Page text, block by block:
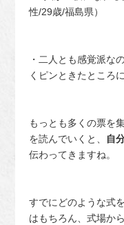
性/29歳/福島県）
・二人とも感覚派な
くピンときたところ
もっとも多くの票を
を読んでいくと、
自
伝わってきますね。
すでにどのような式
はもちろん、式場か